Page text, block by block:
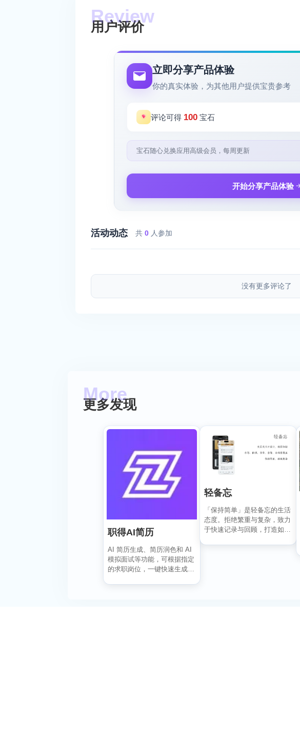
用户评价
立即分享产品体验
你的真实体验，为其他用户提供宝贵参考
评论可得 100 宝石
宝石随心兑换应用高级会员，每周更新
开始分享产品体验
活动动态 共 0 人参加
没有更多评论了
更多发现
职得AI简历
AI 简历生成、简历润色和 AI
模拟面试等功能，可根据指定
的求职岗位，一键快速生成高
轻备忘
「保持简单」是轻备忘的生活
态度。拒绝繁重与复杂，致力
于快速记录与回顾，打造如轻